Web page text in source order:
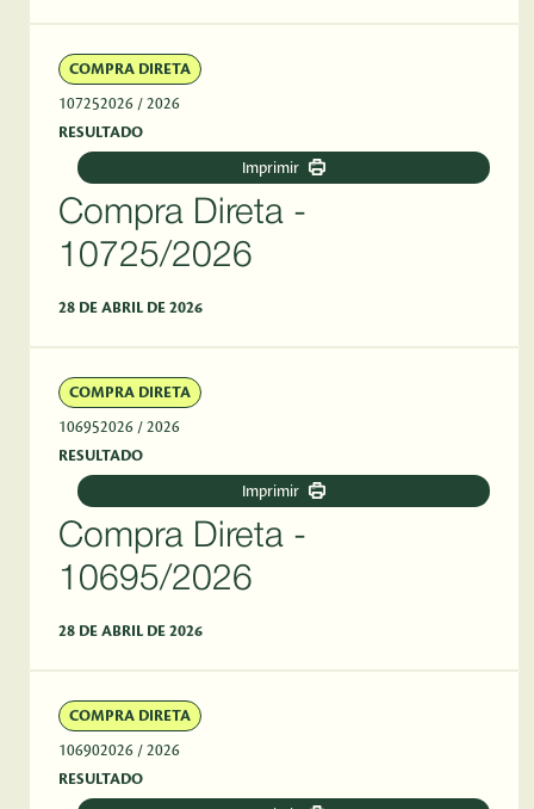
COMPRA DIRETA
107252026 / 2026
RESULTADO
Imprimir
Compra Direta -
10725/2026
28 DE ABRIL DE 2026
COMPRA DIRETA
106952026 / 2026
RESULTADO
Imprimir
Compra Direta -
10695/2026
28 DE ABRIL DE 2026
COMPRA DIRETA
106902026 / 2026
RESULTADO